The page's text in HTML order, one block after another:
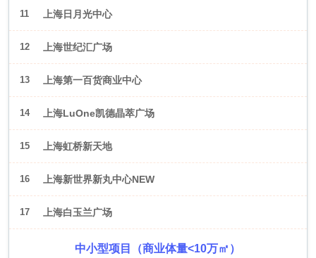
11 上海日月光中心
12 上海世纪汇广场
13 上海第一百货商业中心
14 上海LuOne凯德晶萃广场
15 上海虹桥新天地
16 上海新世界新丸中心NEW
ONE
17 上海白玉兰广场
中小型项目（商业体量<10万㎡）